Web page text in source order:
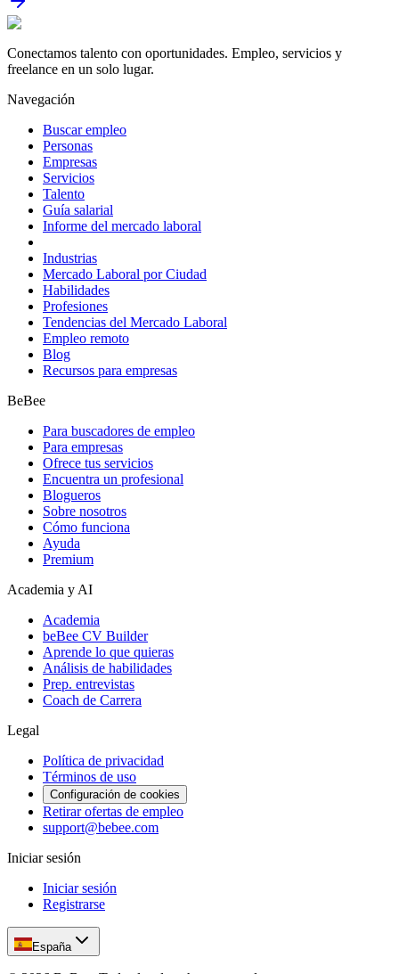
Conectamos talento con oportunidades. Empleo, servicios y
freelance en un solo lugar.
Navegación
Buscar empleo
Personas
Empresas
Servicios
Talento
Guía salarial
Informe del mercado laboral
Industrias
Mercado Laboral por Ciudad
Habilidades
Profesiones
Tendencias del Mercado Laboral
Empleo remoto
Blog
Recursos para empresas
BeBee
Para buscadores de empleo
Para empresas
Ofrece tus servicios
Encuentra un profesional
Blogueros
Sobre nosotros
Cómo funciona
Ayuda
Premium
Academia y AI
Academia
beBee CV Builder
Aprende lo que quieras
Análisis de habilidades
Prep. entrevistas
Coach de Carrera
Legal
Política de privacidad
Términos de uso
Configuración de cookies
Retirar ofertas de empleo
support@bebee.com
Iniciar sesión
Iniciar sesión
Registrarse
España